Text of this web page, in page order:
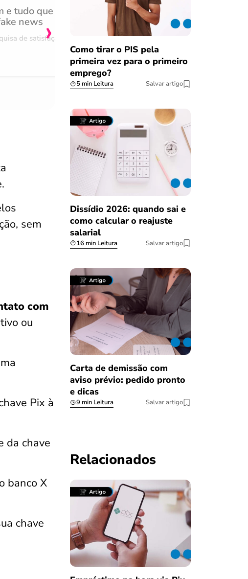
e tudo que
news
de satisfação
Achei muito rápido,
burocracia
Comentário retirado da nossa
08/03/2023
›
sem
com
ou
Pix à
da chave
banco X
chave
Como tirar o PIS pela
primeira vez para o primeiro
emprego?
5 min Leitura Salvar artigo
Dissídio 2026: quando sai e
como calcular o reajuste
salarial
16 min Leitura Salvar artigo
Carta de demissão com
aviso prévio: pedido pronto
e dicas
9 min Leitura Salvar artigo
Relacionados